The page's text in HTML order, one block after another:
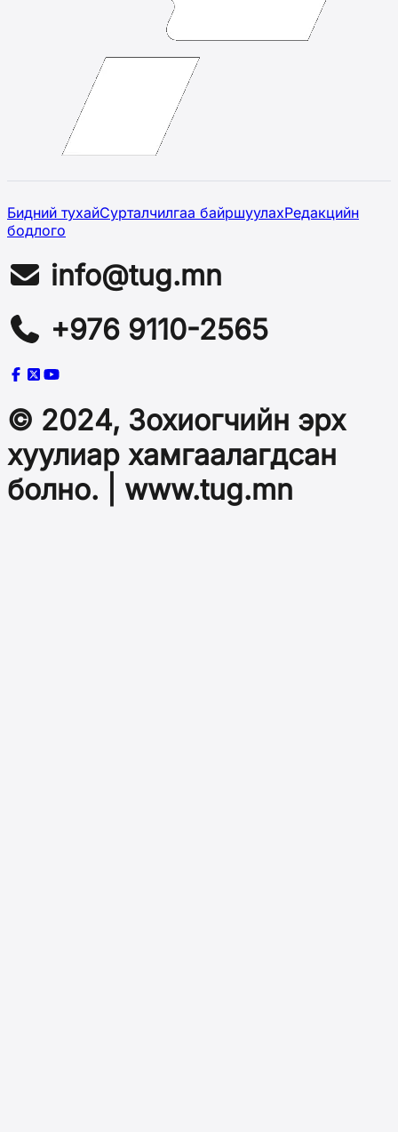
Бидний тухайСурталчилгаа байршуулахРедакцийн
бодлого
info@tug.mn
+976 9110-2565
© 2024, Зохиогчийн эрх
хуулиар хамгаалагдсан
болно. | www.tug.mn